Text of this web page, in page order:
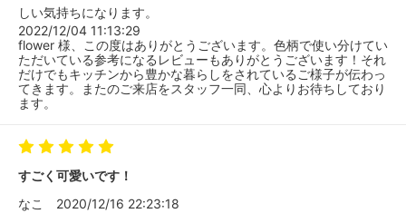
しい気持ちになります。
2022/12/04 11:13:29
flower 様、この度はありがとうございます。色柄で使い分けてい
ただいている参考になるレビューもありがとうございます！それ
だけでもキッチンから豊かな暮らしをされているご様子が伝わっ
てきます。またのご来店をスタッフ一同、心よりお待ちしており
ます。
すごく可愛いです！
なこ
2020/12/16 22:23:18